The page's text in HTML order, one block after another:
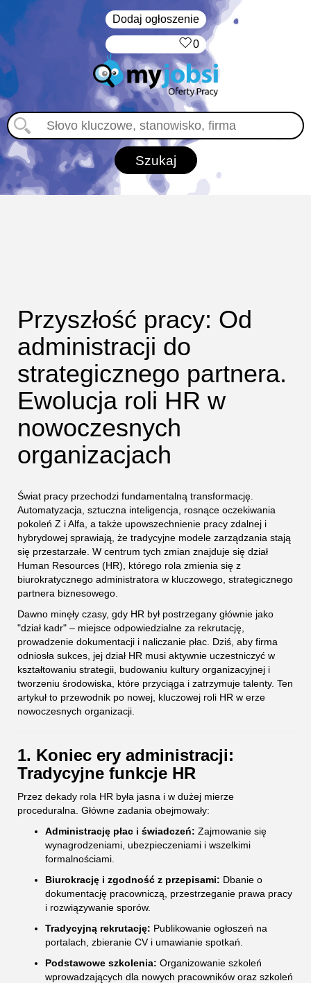
Dodaj ogłoszenie
0
Przyszłość pracy: Od
administracji do
strategicznego partnera.
Ewolucja roli HR w
nowoczesnych
organizacjach
Świat pracy przechodzi fundamentalną transformację.
Automatyzacja, sztuczna inteligencja, rosnące oczekiwania
pokoleń Z i Alfa, a także upowszechnienie pracy zdalnej i
hybrydowej sprawiają, że tradycyjne modele zarządzania stają
się przestarzałe. W centrum tych zmian znajduje się dział
Human Resources (HR), którego rola zmienia się z
biurokratycznego administratora w kluczowego, strategicznego
partnera biznesowego.
Dawno minęły czasy, gdy HR był postrzegany głównie jako
"dział kadr" – miejsce odpowiedzialne za rekrutację,
prowadzenie dokumentacji i naliczanie płac. Dziś, aby firma
odniosła sukces, jej dział HR musi aktywnie uczestniczyć w
kształtowaniu strategii, budowaniu kultury organizacyjnej i
tworzeniu środowiska, które przyciąga i zatrzymuje talenty. Ten
artykuł to przewodnik po nowej, kluczowej roli HR w erze
nowoczesnych organizacji.
1. Koniec ery administracji:
Tradycyjne funkcje HR
Przez dekady rola HR była jasna i w dużej mierze
proceduralna. Główne zadania obejmowały:
Administrację płac i świadczeń: Zajmowanie się
wynagrodzeniami, ubezpieczeniami i wszelkimi
formalnościami.
Biurokrację i zgodność z przepisami: Dbanie o
dokumentację pracowniczą, przestrzeganie prawa pracy
i rozwiązywanie sporów.
Tradycyjną rekrutację: Publikowanie ogłoszeń na
portalach, zbieranie CV i umawianie spotkań.
Podstawowe szkolenia: Organizowanie szkoleń
wprowadzających dla nowych pracowników oraz szkoleń